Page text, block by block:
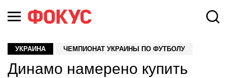
УКРАИНА ЧЕМПИОНАТ УКРАИНЫ ПО ФУТБОЛУ
Динамо намерено купить